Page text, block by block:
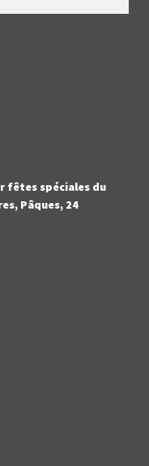
fêtes spéciales du
Pâques, 24